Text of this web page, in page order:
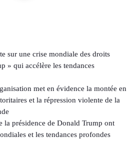
sur une crise mondiale des droits
» qui accélère les tendances
met en évidence la montée en
et la répression violente de la
la présidence de Donald Trump ont
et les tendances profondes